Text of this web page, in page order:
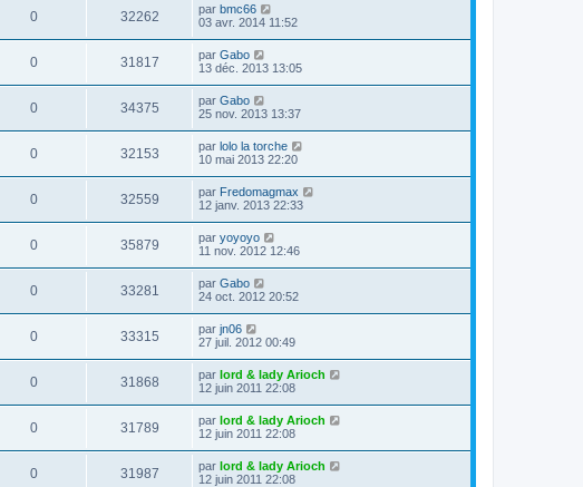
0 32262 par bmc66
03 avr. 2014 11:52
0 31817 par Gabo
13 déc. 2013 13:05
0 34375 par Gabo
25 nov. 2013 13:37
0 32153 par lolo la torche
10 mai 2013 22:20
0 32559 par Fredomagmax
12 janv. 2013 22:33
0 35879 par yoyoyo
11 nov. 2012 12:46
0 33281 par Gabo
24 oct. 2012 20:52
0 33315 par jn06
27 juil. 2012 00:49
0 31868 par lord & lady Arioch
12 juin 2011 22:08
0 31789 par lord & lady Arioch
12 juin 2011 22:08
0 31987 par lord & lady Arioch
12 juin 2011 22:08